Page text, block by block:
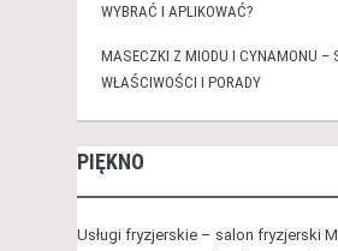
WYBRAĆ I APLIKOWAĆ?
MASECZKI Z MIODU I CYNAMONU –
WŁAŚCIWOŚCI I PORADY
PIĘKNO
Usługi fryzjerskie – salon fryzjerski